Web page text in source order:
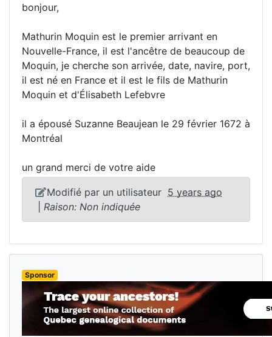
bonjour,
Mathurin Moquin est le premier arrivant en
Nouvelle-France, il est l'ancêtre de beaucoup de
Moquin, je cherche son arrivée, date, navire, port,
il est né en France et il est le fils de Mathurin
Moquin et d'Élisabeth Lefebvre
il a épousé Suzanne Beaujean le 29 février 1672 à
Montréal
un grand merci de votre aide
Modifié par un utilisateur 5 years ago
Raison: Non indiquée
Sponsor